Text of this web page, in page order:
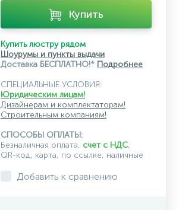
Купить
Купить люстру рядом
Шоурумы и пункты выдачи
Доставка БЕСПЛАТНО!* Подробнее
СПЕЦИАЛЬНЫЕ УСЛОВИЯ:
Юридическим лицам!
Дизайнерам и комплектаторам!
Строительным компаниям!
СПОСОБЫ ОПЛАТЫ:
Безналичная оплата, счет с НДС,
QR-код, карта, по ссылке, наличные
Добавить к сравнению